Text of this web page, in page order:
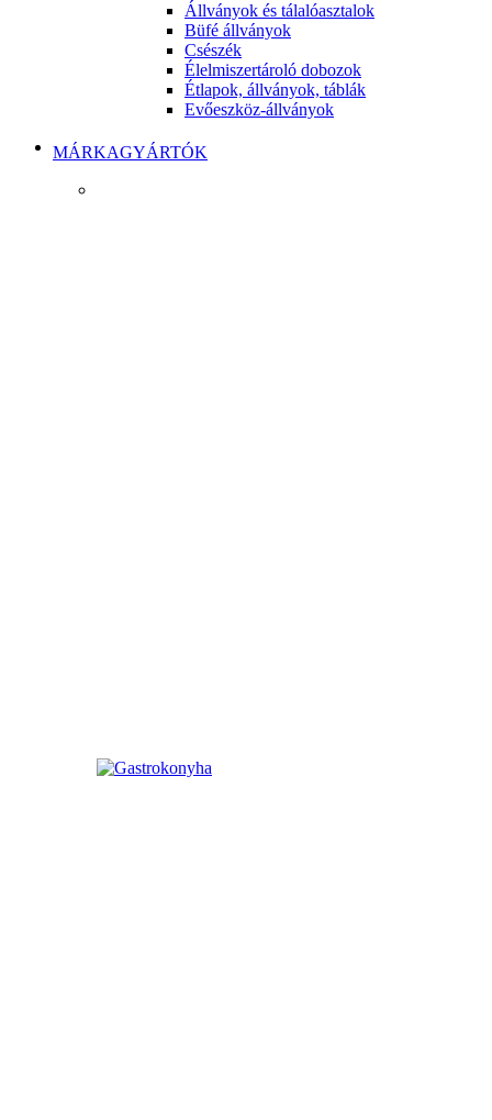
Állványok és tálalóasztalok
Büfé állványok
Csészék
Élelmiszertároló dobozok
Étlapok, állványok, táblák
Evőeszköz-állványok
MÁRKAGYÁRTÓK